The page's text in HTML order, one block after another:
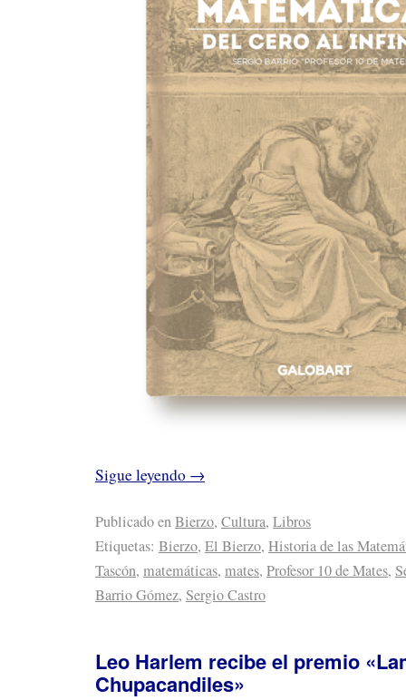
Sigue leyendo →
Publicado enBierzo, Cultura, Libros
Etiquetas: Bierzo, El Bierzo, Historia de las
Tascón, matemáticas, mates, Profesor 10 de Mates,
Barrio Gómez, Sergio Castro
Leo Harlem recibe el premio
Chupacandiles»